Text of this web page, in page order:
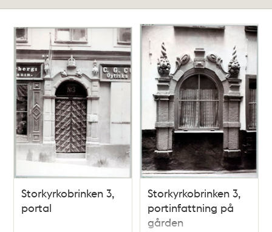
Storkyrkobrinken 3,
portal
Storkyrkobrinken 3,
portinfattning på
gården